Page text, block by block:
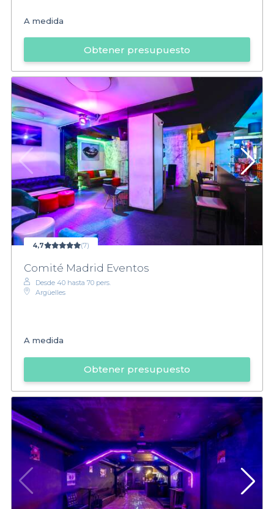
A medida
Obtener presupuesto
4,7 (7)
Comité Madrid Eventos
Desde 40 hasta 70 pers.
Argüelles
A medida
Obtener presupuesto